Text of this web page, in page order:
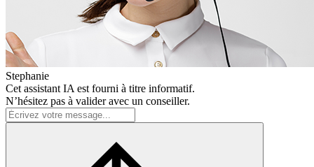
Stephanie
Cet assistant IA est fourni à titre informatif.
N’hésitez pas à valider avec un conseiller.